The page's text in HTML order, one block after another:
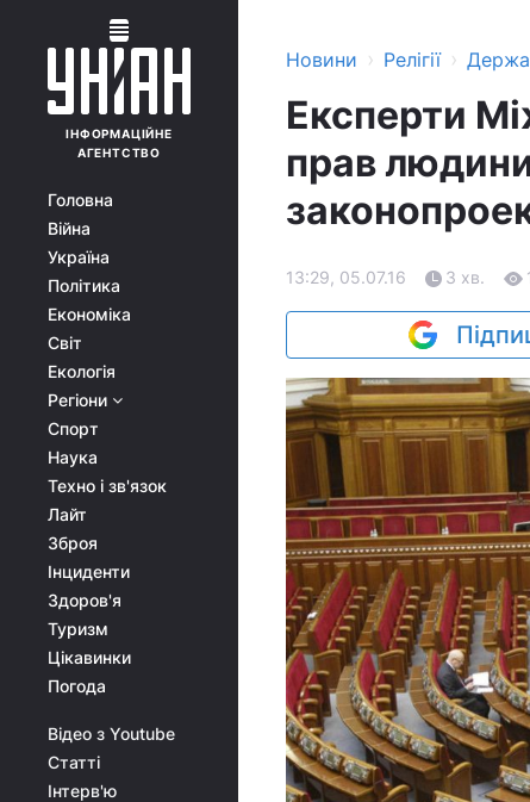
ІНФОРМАЦІЙНЕ
АГЕНТСТВО
Головна
Війна
Україна
Політика
Економіка
Світ
Екологія
Регіони
Спорт
Наука
Техно і зв'язок
Лайт
Зброя
Інциденти
Здоров'я
Туризм
Цікавинки
Погода
Відео з Youtube
Статті
Інтерв'ю
Новини › Релігії ›
Експерти
прав
13:29, 05.07.16 3 хв.